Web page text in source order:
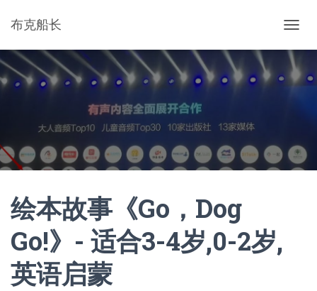
布克船长
换
导
航
绘本故事《Go，Dog
Go!》- 适合3-4岁,0-2岁,
英语启蒙